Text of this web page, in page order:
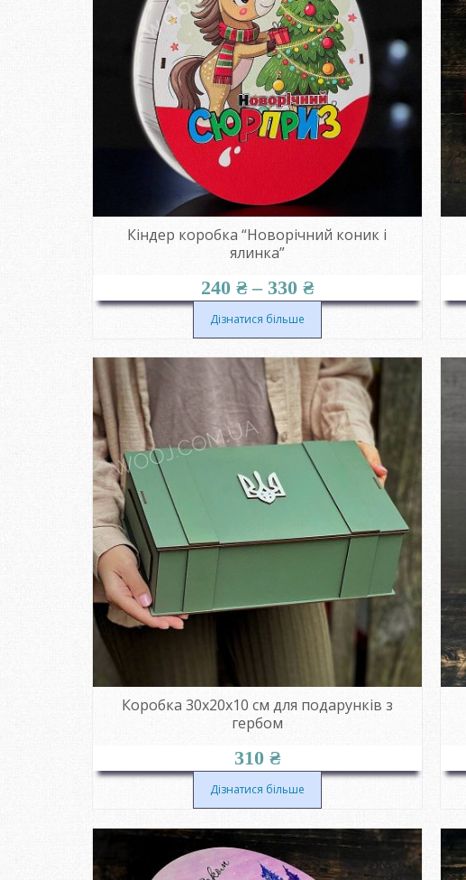
Кіндер коробка “Новорічний коник і
ялинка”
240 ₴ – 330 ₴Діапазон
цін:
від
до
330 ₴
Дізнатися більше
Коробка 30х20х10 см для подарунків з
гербом
310 ₴
Дізнатися більше